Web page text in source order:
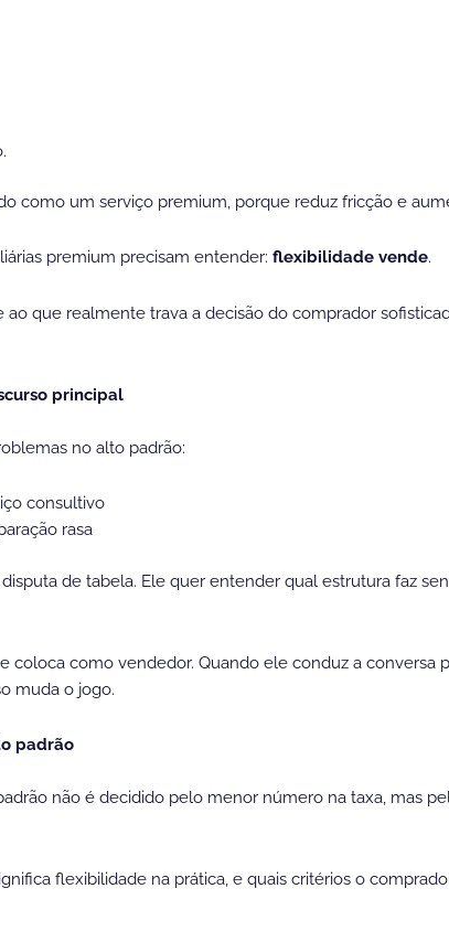
como um serviço premium, porque reduz fricção e
premium precisam entender: flexibilidade vende.
que realmente trava a decisão do comprador
principal
no alto padrão:
consultivo
rasa
de tabela. Ele quer entender qual estrutura faz
coloca como vendedor. Quando ele conduz a conversa
muda o jogo.
padrão
não é decidido pelo menor número na taxa, mas
flexibilidade na prática, e quais critérios o